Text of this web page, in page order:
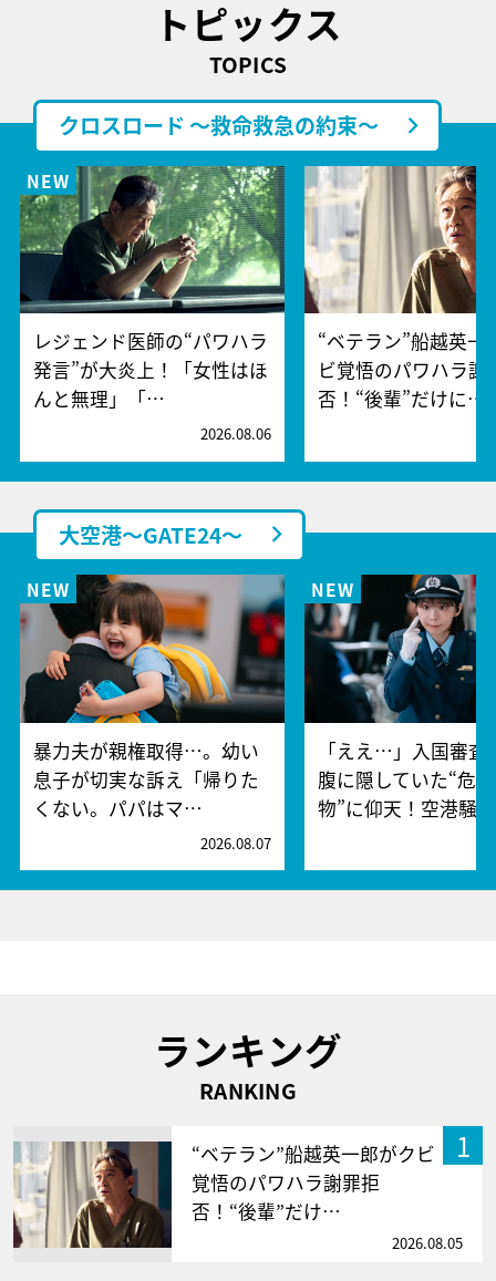
トピックス
TOPICS
クロスロード ～救命救急の約束～
レジェンド医師の“パワハラ
発言”が大炎上！「女性はほ
んと無理」「…
2026.08.06
“ベテラン”船越英一
ビ覚悟のパワハラ謝
否！“後輩”だけに…
大空港～GATE24～
暴力夫が親権取得…。幼い
息子が切実な訴え「帰りた
くない。パパはマ…
2026.08.07
「ええ…」入国審査
腹に隠していた“危
物”に仰天！空港騒
ランキング
RANKING
1
“ベテラン”船越英一郎がクビ
覚悟のパワハラ謝罪拒
否！“後輩”だけ…
2026.08.05